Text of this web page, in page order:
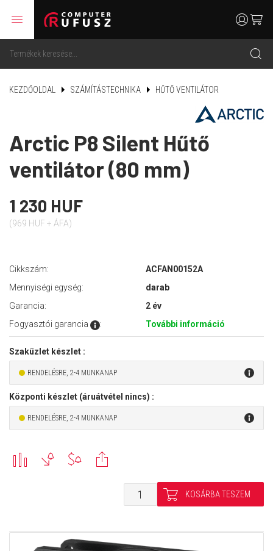
menu
search
usercart
KEZDŐOLDAL SZÁMÍTÁSTECHNIKA HŰTŐ VENTILÁTOR
Arctic P8 Silent Hűtő
ventilátor (80 mm)
1 230 HUF
(969 HUF + ÁFA)
Cikkszám:
ACFAN00152A
Mennyiségi egység:
darab
Garancia:
2 év
Fogyasztói garancia
: További információ
Szaküzlet készlet :
RENDELÉSRE, 2-4 MUNKANAP
Központi készlet (áruátvétel nincs) :
RENDELÉSRE, 2-4 MUNKANAP